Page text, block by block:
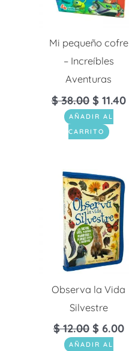
Mi pequeño cofre
– Increíbles
Aventuras
$38.00 $ 11.40
AÑADIR AL
CARRITO
Observa la Vida
Silvestre
$12.00 $ 6.00
AÑADIR AL